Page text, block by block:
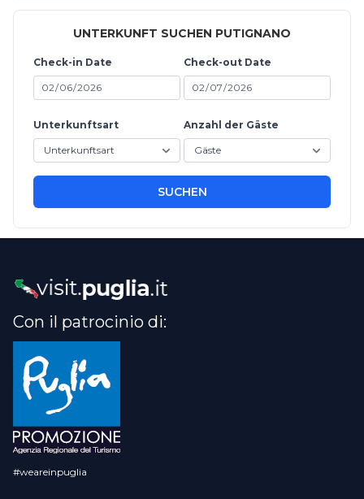
UNTERKUNFT SUCHEN PUTIGNANO
Check-in Date Check-out Date
Unterkunftsart Anzahl der Gäste
SUCHEN
Con il patrocinio di:
#weareinpuglia